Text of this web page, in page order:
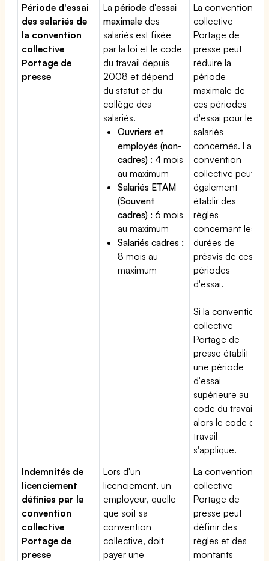
Période d'essai
des salariés de
la convention
collective
Portage de
presse
Lapériode d'essai
maximale des
salariés est fixée
par la loi et le code
du travail depuis
2008 et dépend
du statut et du
collège des
salariés.
Ouvriers et
employés (non-
cadres) : 4 mois
au maximum
Salariés ETAM
(Souvent
cadres) : 6 mois
au maximum
Salariés cadres :
8 mois au
maximum
La convention
collective
Portage de
presse peut
réduire la
période
maximale de
ces périodes
d'essai pour les
salariés
concernés. La
convention
collective peut
également
établir des
règles
concernant les
durées de
préavis de ces
périodes
d'essai.
Si la convention
collective
Portage de
presse établit
une période
d'essai
supérieure au
code du travail,
alors le code du
travail
s'applique.
Indemnités de
licenciement
définies par la
convention
collective
Portage de
presse
Lors d'un
licenciement, un
employeur, quelle
que soit sa
convention
collective, doit
payer une
La convention
collective
Portage de
presse peut
définir des
règles et des
montants